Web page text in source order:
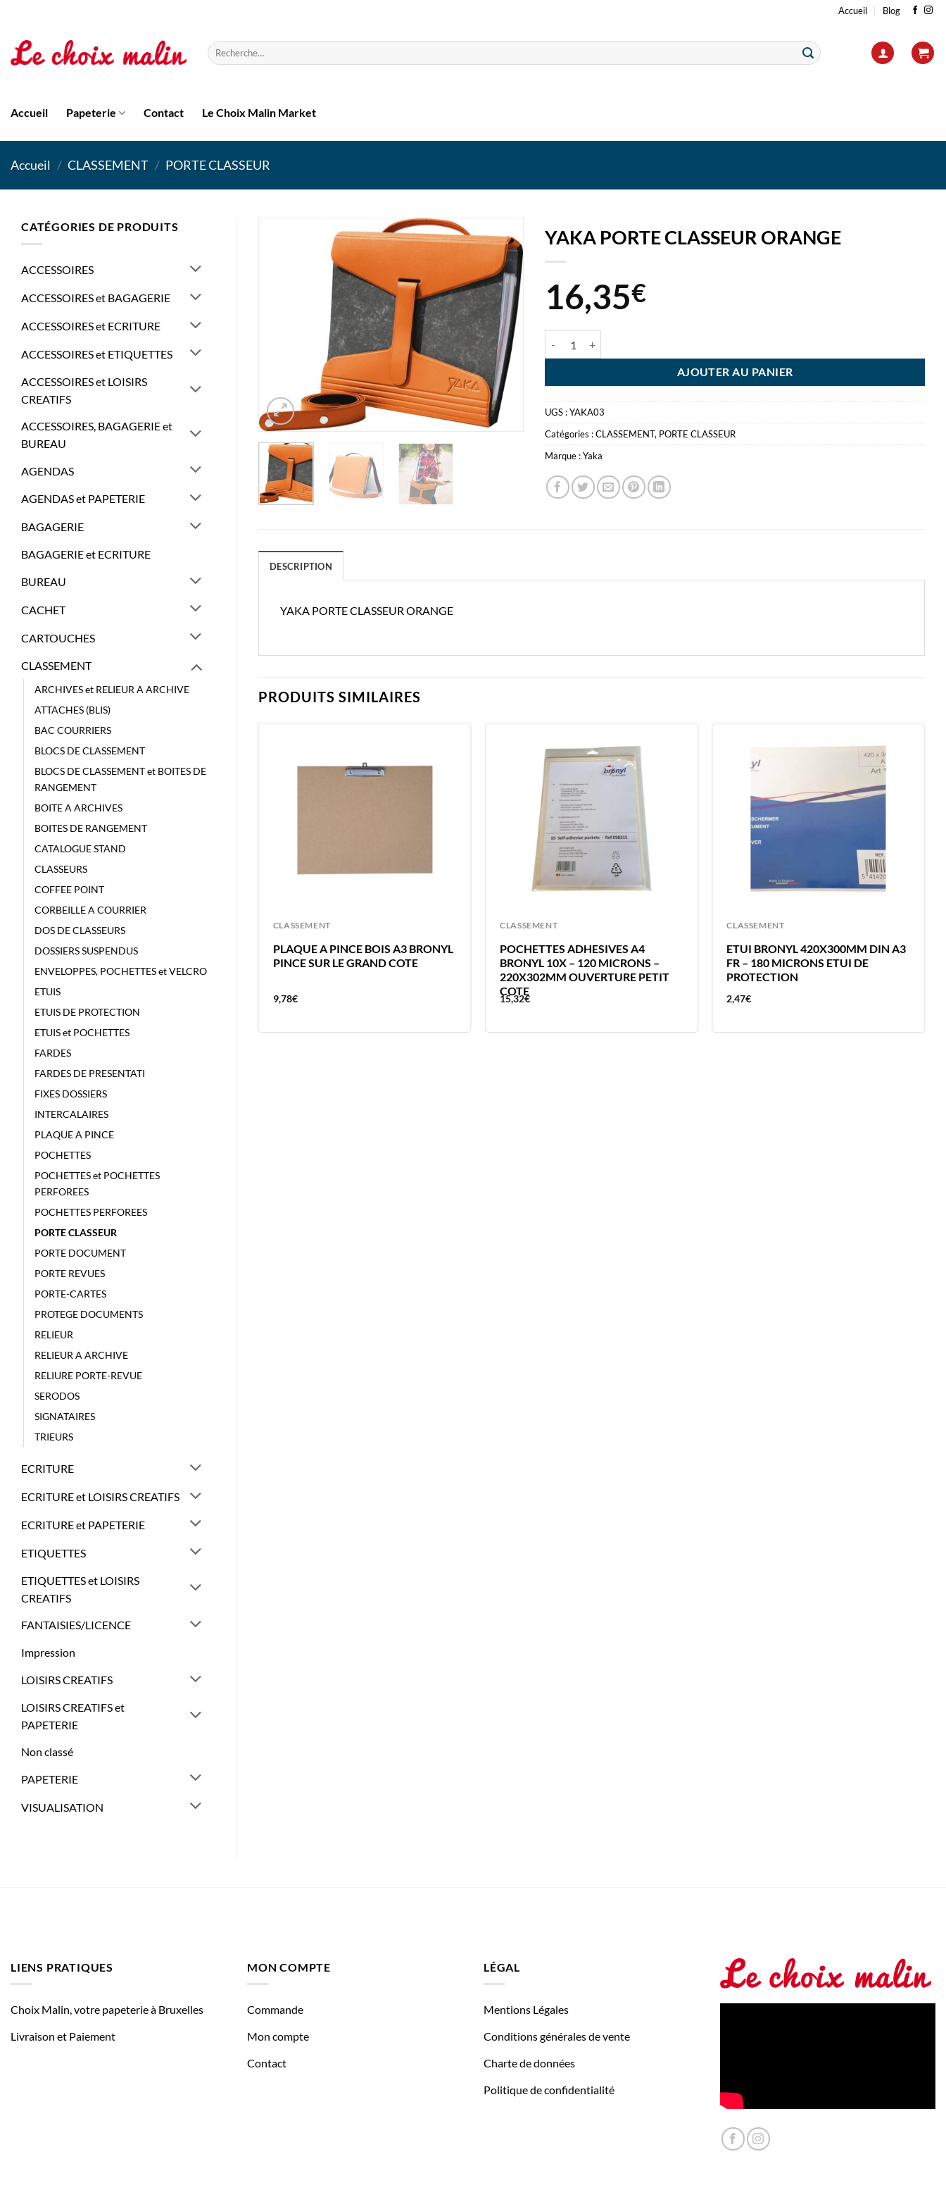
contenu
Accueil Blog
Recherche
pour :
Accueil Papeterie Contact Le Choix Malin Market
Accueil / CLASSEMENT / PORTE CLASSEUR
CATÉGORIES DE PRODUITS
ACCESSOIRES
ACCESSOIRES et BAGAGERIE
ACCESSOIRES et ECRITURE
ACCESSOIRES et ETIQUETTES
ACCESSOIRES et LOISIRS
CREATIFS
ACCESSOIRES, BAGAGERIE et
BUREAU
AGENDAS
AGENDAS et PAPETERIE
BAGAGERIE
BAGAGERIE et ECRITURE
BUREAU
CACHET
CARTOUCHES
CLASSEMENT
ARCHIVES et RELIEUR A ARCHIVE
ATTACHES (BLIS)
BAC COURRIERS
BLOCS DE CLASSEMENT
BLOCS DE CLASSEMENT et BOITES DE
RANGEMENT
BOITE A ARCHIVES
BOITES DE RANGEMENT
CATALOGUE STAND
CLASSEURS
COFFEE POINT
CORBEILLE A COURRIER
DOS DE CLASSEURS
DOSSIERS SUSPENDUS
ENVELOPPES, POCHETTES et VELCRO
ETUIS
ETUIS DE PROTECTION
ETUIS et POCHETTES
FARDES
FARDES DE PRESENTATI
FIXES DOSSIERS
INTERCALAIRES
PLAQUE A PINCE
POCHETTES
POCHETTES et POCHETTES
PERFOREES
POCHETTES PERFOREES
PORTE CLASSEUR
PORTE DOCUMENT
PORTE REVUES
PORTE-CARTES
PROTEGE DOCUMENTS
RELIEUR
RELIEUR A ARCHIVE
RELIURE PORTE-REVUE
SERODOS
SIGNATAIRES
TRIEURS
ECRITURE
ECRITURE et LOISIRS CREATIFS
ECRITURE et PAPETERIE
ETIQUETTES
ETIQUETTES et LOISIRS
CREATIFS
FANTAISIES/LICENCE
Impression
LOISIRS CREATIFS
LOISIRS CREATIFS et
PAPETERIE
Non classé
PAPETERIE
VISUALISATION
YAKA PORTE CLASSEUR ORANGE
16,35€
AJOUTER AU PANIER
UGS :YAKA03
Catégories :CLASSEMENT, PORTE CLASSEUR
Marque :Yaka
DESCRIPTION
YAKA PORTE CLASSEUR ORANGE
PRODUITS SIMILAIRES
CLASSEMENT
PLAQUE A PINCE BOIS A3 BRONYL
PINCE SUR LE GRAND COTE
9,78€
CLASSEMENT
POCHETTES ADHESIVES A4
BRONYL 10X – 120 MICRONS –
220X302MM OUVERTURE PETIT
COTE
15,32€
CLASSEMENT
ETUI BRONYL 420X300MM DIN A3
FR – 180 MICRONS ETUI DE
PROTECTION
2,47€
CLASSEMENT
PLAQUE A PINCE BOIS A4 BRONYL
5,87
LIENS PRATIQUES
Choix Malin, votre papeterie à Bruxelles
Livraison et Paiement
MON COMPTE
Commande
Mon compte
Contact
LÉGAL
Mentions Légales
Conditions générales de vente
Charte de données
Politique de confidentialité